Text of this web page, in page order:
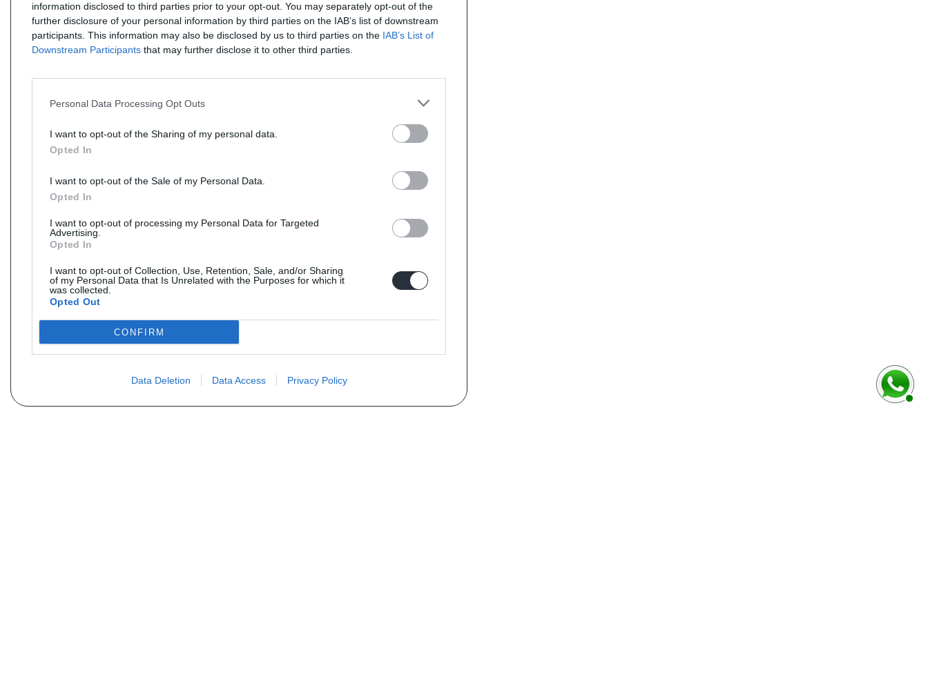
information disclosed to third parties prior to your opt-out. You may separately opt-out of the
further disclosure of your personal information by third parties on the IAB’s list of downstream
participants. This information may also be disclosed by us to third parties on the IAB’s List of
Downstream Participants that may further disclose it to other third parties.
Personal Data Processing Opt Outs
I want to opt-out of the Sharing of my personal data.
Opted In
I want to opt-out of the Sale of my Personal Data.
Opted In
I want to opt-out of processing my Personal Data for Targeted
Advertising.
Opted In
I want to opt-out of Collection, Use, Retention, Sale, and/or Sharing
of my Personal Data that Is Unrelated with the Purposes for which it
was collected.
Opted Out
CONFIRM
Data Deletion Data Access Privacy Policy